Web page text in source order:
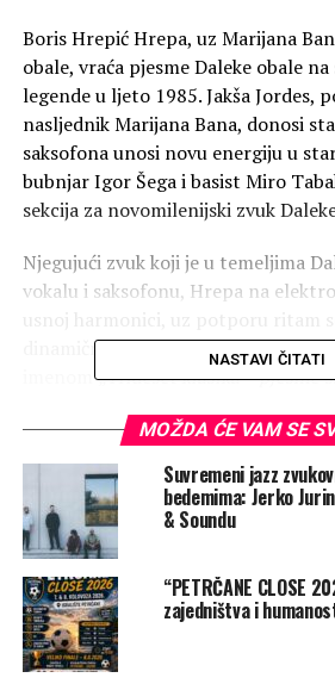
Boris Hrepić Hrepa, uz Marijana
obale, vraća pjesme Daleke obale
legende u ljeto 1985. Jakša Jordes,
nasljednik Marijana Bana, donosi
saksofona unosi novu energiju u
bubnjar Igor Šega i basist Miro
sekcija za novomilenijski zvuk
Njegujući zvuk koji je u temeljima
vokalu i saksofonu, Hrepa na
dinamični i energični glazbeni
imenom„Trideset klasika – pjesme
Poslušajte i zapjevajte pjesme
su nastajale i koje će s novim
nastaviti živjeti na plažama,
prostorima.
No votes yet.
POVEZANE TEME :
NASTAVI ČITATI
MOŽDA ĆE VAM SE
Suvremeni jazz
bedemima: Jerko
& Soundu
“PETRČANE CLOSE
zajedništva i